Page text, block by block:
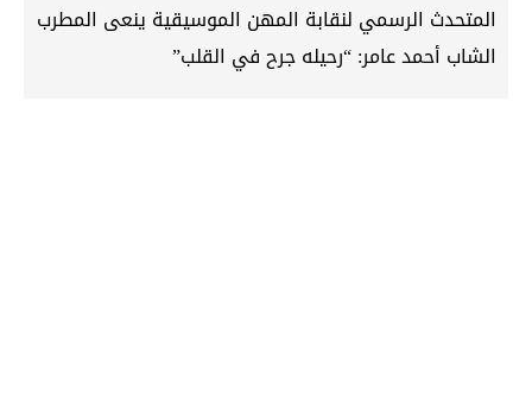
المتحدث الرسمي لنقابة المهن الموسيقية ينعى المطرب
الشاب أحمد عامر: “رحيله جرح في القلب”